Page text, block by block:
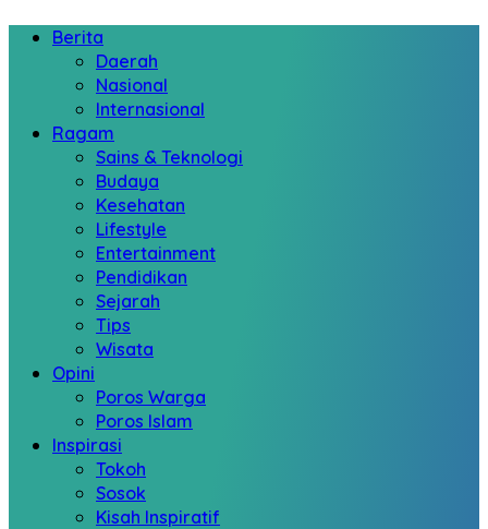
Berita
Daerah
Nasional
Internasional
Ragam
Sains & Teknologi
Budaya
Kesehatan
Lifestyle
Entertainment
Pendidikan
Sejarah
Tips
Wisata
Opini
Poros Warga
Poros Islam
Inspirasi
Tokoh
Sosok
Kisah Inspiratif